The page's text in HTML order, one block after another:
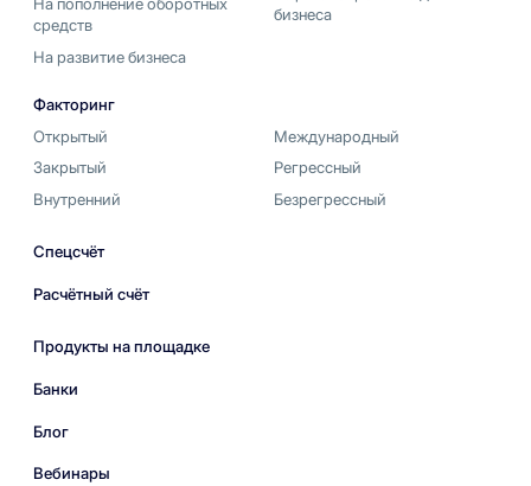
средств
На развитие бизнеса
бизнеса
Факторинг
Открытый
Закрытый
Внутренний
Международный
Регрессный
Безрегрессный
Спецсчёт
Расчётный счёт
Продукты на площадке
Банки
Блог
Вебинары